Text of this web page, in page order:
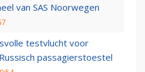
van SAS Noorwegen
testvlucht voor
passagierstoestel